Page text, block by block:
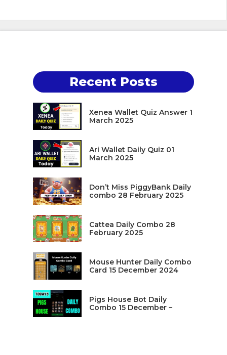
Recent Posts
Xenea Wallet Quiz Answer 1
March 2025
Ari Wallet Daily Quiz 01
March 2025
Don’t Miss PiggyBank Daily
combo 28 February 2025
Cattea Daily Combo 28
February 2025
Mouse Hunter Daily Combo
Card 15 December 2024
Pigs House Bot Daily
Combo 15 December –